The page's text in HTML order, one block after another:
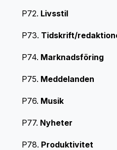
P72. Livsstil
P73. Tidskrift/
P74. Marknadsföring
P75. Meddelanden
P76. Musik
P77. Nyheter
P78. Produktivitet